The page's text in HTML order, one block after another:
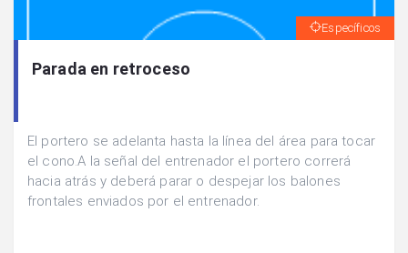
Específicos
Parada en retroceso
El portero se adelanta hasta la línea del área para tocar
el cono.A la señal del entrenador el portero correrá
hacia atrás y deberá parar o despejar los balones
frontales enviados por el entrenador.